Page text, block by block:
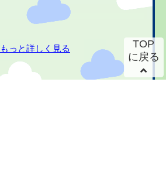
もっと詳しく見る
TOP
に戻る